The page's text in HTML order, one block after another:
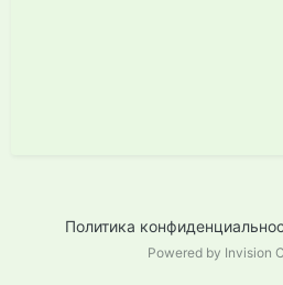
Политика
Powered by Invision